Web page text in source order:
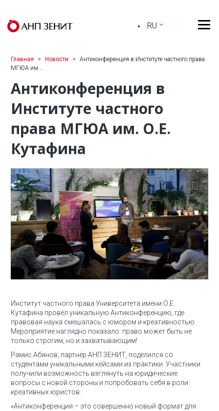
RU
Главная Новости
Антиконференция в Институте частного права
МГЮА им.…
Антиконференция в
Институте частного
права МГЮА им. О.Е.
Кутафина
Институт частного права Университета имени О.Е.
Кутафина провёл уникальную Антиконференцию, где
правовая наука смешалась с юмором и креативностью.
Мероприятие наглядно показало: право может быть не
только строгим, но и захватывающим!
Рамис Абянов, партнёр АНП ЗЕНИТ, поделился cо
студентами уникальными кейсами из практики. Участники
получили возможность взглянуть на юридические
вопросы с новой стороны и попробовать себя в роли
креативных юристов.
«Антиконференция – это совершенно новый формат для